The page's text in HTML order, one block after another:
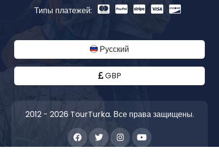
Типы платежей:
Русский
GBP
2012 - 2026 TourTurka. Все права защищены.